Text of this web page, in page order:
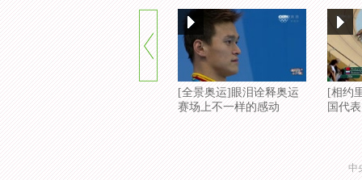
14 08-07 10:30 奥林匹克水上中
15 08-07 10:35 奥林匹克水上中
08-07 10:40 23:40 奥林匹克水上中
[全景奥运]眼泪诠释奥运
赛场上不一样的感动
[相约
国代
中